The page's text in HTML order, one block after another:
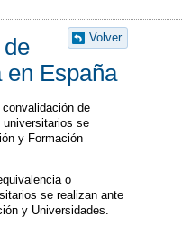
Volver
España
de
se
y Formación
o
se realizan ante
y Universidades.